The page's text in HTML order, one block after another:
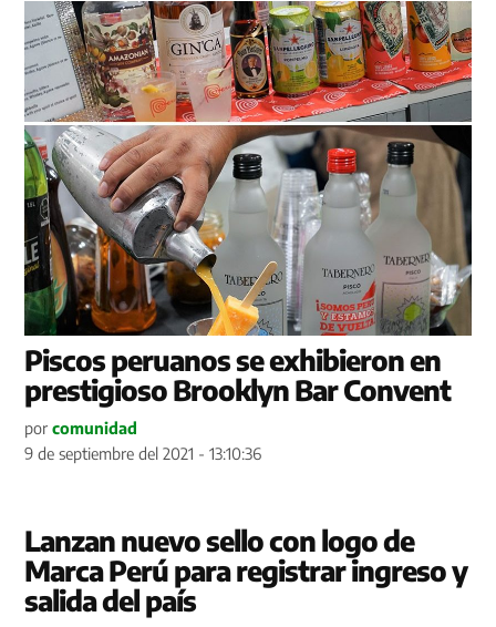
Piscos peruanos se exhibieron en
prestigioso Brooklyn Bar Convent
por comunidad
9 de septiembre del 2021 - 13:10:36
Lanzan nuevo sello con logo de
Marca Perú para registrar ingreso y
salida del país